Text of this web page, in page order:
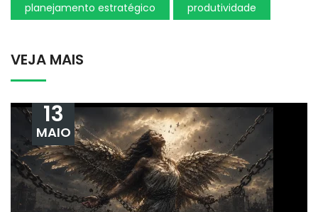
planejamento estratégico
produtividade
VEJA MAIS
13
MAIO